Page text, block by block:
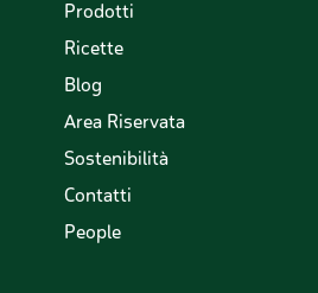
Prodotti
Ricette
Blog
Area Riservata
Sostenibilità
Contatti
People